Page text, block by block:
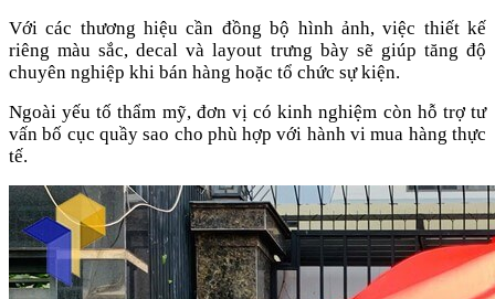
Với các thương hiệu cần đồng bộ hình ảnh, việc thiết kế
riêng màu sắc, decal và layout trưng bày sẽ giúp tăng độ
chuyên nghiệp khi bán hàng hoặc tổ chức sự kiện.
Ngoài yếu tố thẩm mỹ, đơn vị có kinh nghiệm còn hỗ trợ tư
vấn bố cục quầy sao cho phù hợp với hành vi mua hàng thực
tế.